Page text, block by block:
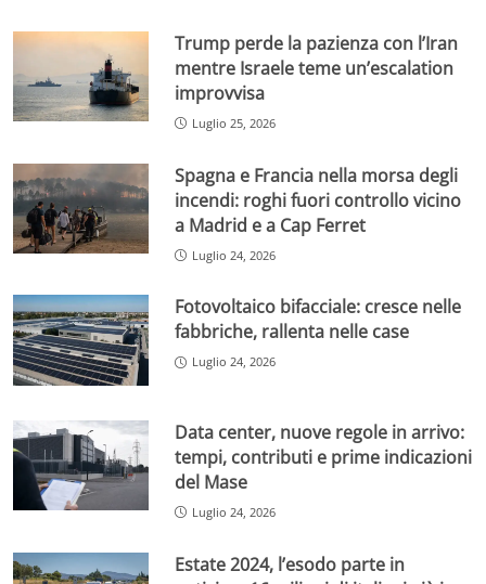
Trump perde la pazienza con l’Iran
mentre Israele teme un’escalation
improvvisa
Luglio 25, 2026
Spagna e Francia nella morsa degli
incendi: roghi fuori controllo vicino
a Madrid e a Cap Ferret
Luglio 24, 2026
Fotovoltaico bifacciale: cresce nelle
fabbriche, rallenta nelle case
Luglio 24, 2026
Data center, nuove regole in arrivo:
tempi, contributi e prime indicazioni
del Mase
Luglio 24, 2026
Estate 2024, l’esodo parte in